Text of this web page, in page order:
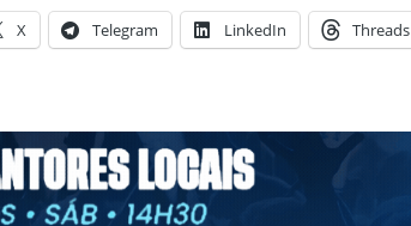
X Telegram LinkedIn Threads